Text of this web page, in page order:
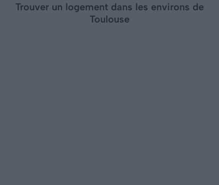
Trouver un logement dans les environs de
Toulouse